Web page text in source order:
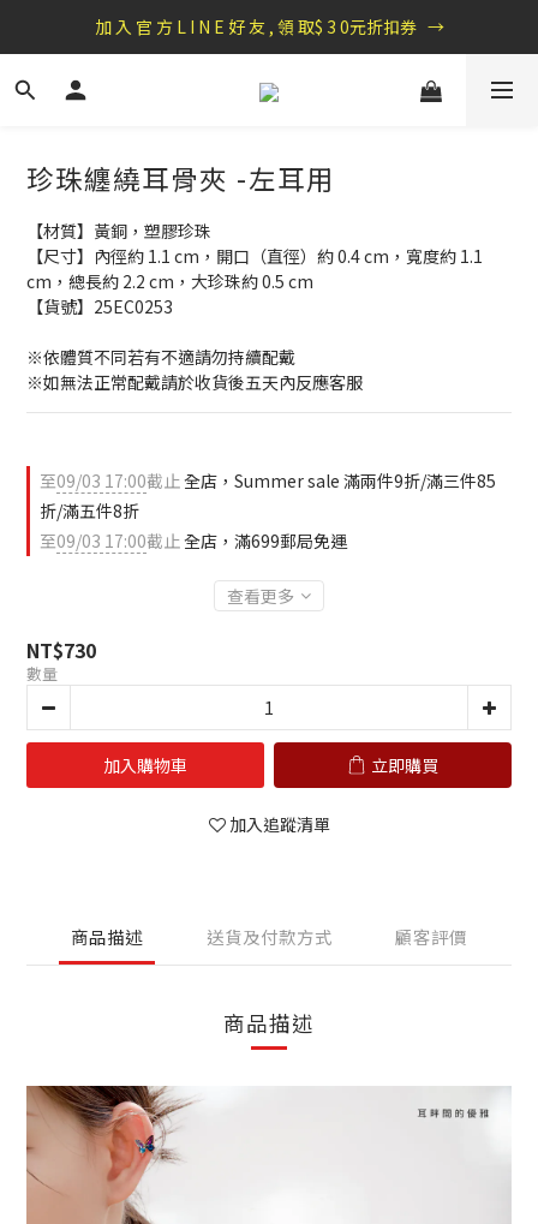
盛夏祭典：全館滿1000折100，滿2000贈『自粘式多功能包巾』
加 入 官 方 L I N E 好 友 , 領 取$ 3 0元折扣券   →
盛夏祭典：全館滿1000折100，滿2000贈『自粘式多功能包巾』
珍珠纏繞耳骨夾 -左耳用
【材質】黃銅，塑膠珍珠
【尺寸】內徑約 1.1 cm，開口（直徑）約 0.4 cm，寬度約 1.1
cm，總長約 2.2 cm，大珍珠約 0.5 cm
【貨號】25EC0253
※依體質不同若有不適請勿持續配戴
※如無法正常配戴請於收貨後五天內反應客服
至09/03 17:00截止全店，Summer sale 滿兩件9折/滿三件85
折/滿五件8折
至09/03 17:00截止全店，滿699郵局免運
查看更多
NT$730
數量
加入購物車 立即購買
加入追蹤清單
商品描述 送貨及付款方式 顧客評價
商品描述